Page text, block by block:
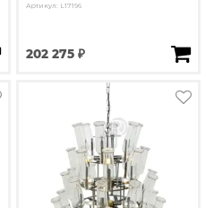
Артикул: L17196
202 275 ₽